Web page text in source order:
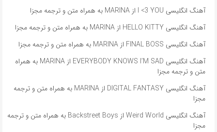
آهنگ انگلیسی I <3 YOU از MARINA به همراه متن و ترجمه مجزا
آهنگ انگلیسی HELLO KITTY از MARINA به همراه متن و ترجمه مجزا
آهنگ انگلیسی FINAL BOSS از MARINA به همراه متن و ترجمه مجزا
آهنگ انگلیسی EVERYBODY KNOWS I’M SAD از MARINA به همراه
متن و ترجمه مجزا
آهنگ انگلیسی DIGITAL FANTASY از MARINA به همراه متن و ترجمه
مجزا
آهنگ انگلیسی Weird World از Backstreet Boys به همراه متن و ترجمه
مجزا